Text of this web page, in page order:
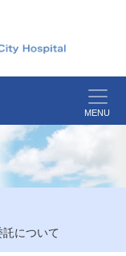
MENU
託について